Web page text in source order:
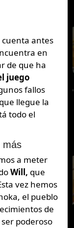
antes
en
de que ha
juego
fallos
llegue la
todo el
más
a meter
Will, que
vez hemos
el pueblo
de
poderoso